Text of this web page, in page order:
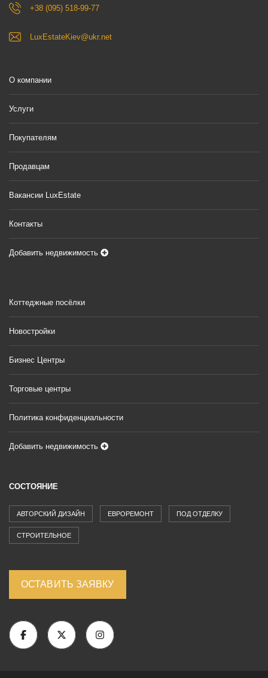
+38 (095) 518-99-77
LuxEstateKiev@ukr.net
О компании
Услуги
Покупателям
Продавцам
Вакансии LuxEstate
Контакты
Добавить недвижимость
Коттеджные посёлки
Новостройки
Бизнес Центры
Торговые центры
Политика конфиденциальности
Добавить недвижимость
СОСТОЯНИЕ
АВТОРСКИЙ ДИЗАЙН ЕВРОРЕМОНТ ПОД ОТДЕЛКУ
СТРОИТЕЛЬНОЕ
ОСТАВИТЬ ЗАЯВКУ